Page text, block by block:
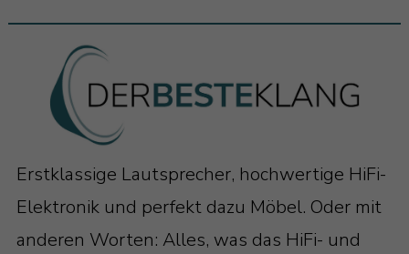
Erstklassige Lautsprecher, hochwertige HiFi-
Elektronik und perfekt dazu Möbel. Oder mit
anderen Worten: Alles, was das HiFi- und